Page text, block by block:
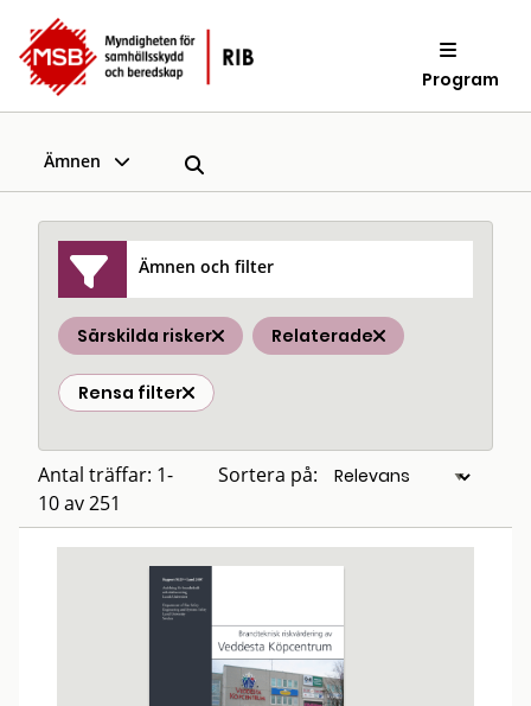
Program
Ämnen
Ämnen och filter
Särskilda risker Relaterade
Rensa filter
Antal träffar: 1-
10 av 251
Sortera på: